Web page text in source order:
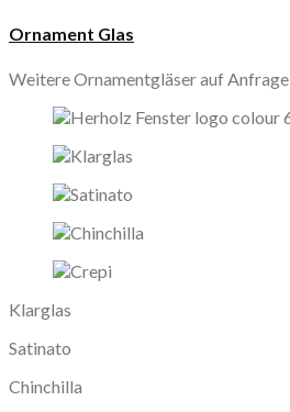
Ornament Glas
Weitere Ornamentgläser auf Anfrage
Klarglas
Satinato
Chinchilla